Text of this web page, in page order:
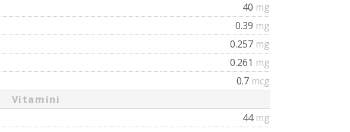
40 mg
0.39 mg
0.257 mg
0.261 mg
0.7 mcg
Vitamini
44 mg